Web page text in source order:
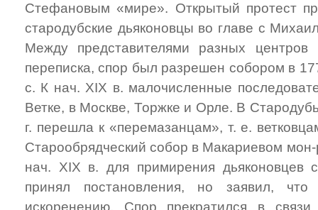
Стефановым «мире». Открытый протест
стародубские дьяконовцы во главе с
Между представителями разных центров
переписка, спор был разрешен собором в
с. К нач. XIX в. малочисленные
Ветке, в Москве, Торжке и Орле. В
г. перешла к «перемазанцам», т. е.
Старообрядческий собор в Макариевом
нач. ХIХ в. для примирения дьяконовцев
принял постановления, но заявил,
искоренению. Спор прекратился в